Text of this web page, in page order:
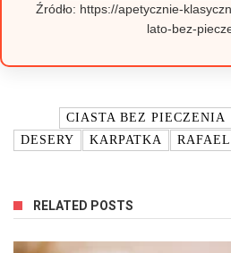
Źródło: https://apetycznie-
lato-bez-
CIASTA BEZ PIECZENIA
DESERY
KARPATKA
RELATED POSTS